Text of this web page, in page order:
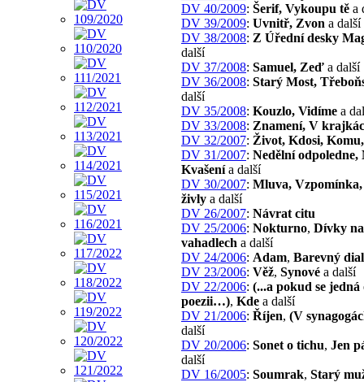
DV 40/2009: Šerif, Vykoupu tě a
DV 39/2009: Uvnitř, Zvon a další
DV 38/2008: Z Úřední desky
další
DV 37/2008: Samuel, Zeď a další
DV 36/2008: Starý Most,
další
DV 35/2008: Kouzlo, Vidíme a
DV 33/2008: Znamení, V
DV 32/2007: Život, Kdosi,
DV 31/2007: Nedělní odpoledne,
Kvašenía další
DV 30/2007: Mluva, Vzpomínka,
živly a další
DV 26/2007: Návrat citu
DV 25/2006: Nokturno, Dívky na
vahadlech a další
DV 24/2006: Adam, Barevný
DV 23/2006: Věž, Synové a další
DV 22/2006: (...a pokud se jedná
poezii…), Kde a další
DV 21/2006: Říjen, (V
další
DV 20/2006: Sonet o tichu, Jen
další
DV 16/2005: Soumrak, Starý